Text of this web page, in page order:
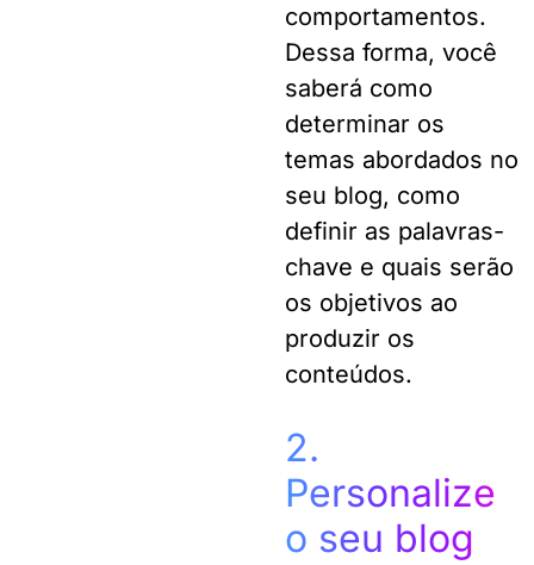
comportamentos.
Dessa forma, você
saberá como
determinar os
temas abordados no
seu blog, como
definir as palavras-
chave e quais serão
os objetivos ao
produzir os
conteúdos.
2.
Personalize
o seu blog